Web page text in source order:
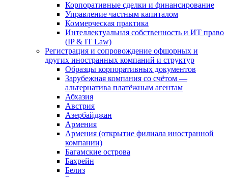
Корпоративные сделки и финансирование
Управление частным капиталом
Коммерческая практика
Интеллектуальная собственность и ИТ право
(IP & IT Law)
Регистрация и сопровождение офшорных и
других иностранных компаний и структур
Образцы корпоративных документов
Зарубежная компания со счётом —
альтернатива платёжным агентам
Абхазия
Австрия
Азербайджан
Армения
Армения (открытие филиала иностранной
компании)
Багамские острова
Бахрейн
Белиз